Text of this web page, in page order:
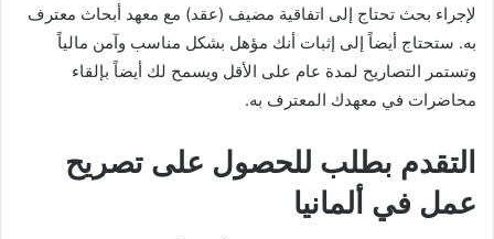
لإجراء بحث تحتاج إلى اتفاقية مضيف (عقد) مع معهد أبحاث معترف
به. ستحتاج أيضاً إلى إثبات أنك مؤهل بشكل مناسب وآمن مالياً
وتستمر التصاريح لمدة عام على الأقل ويسمح لك أيضاً بإلقاء
محاضرات في معهدك المعترف به.
التقدم بطلب للحصول على تصريح
عمل في ألمانيا